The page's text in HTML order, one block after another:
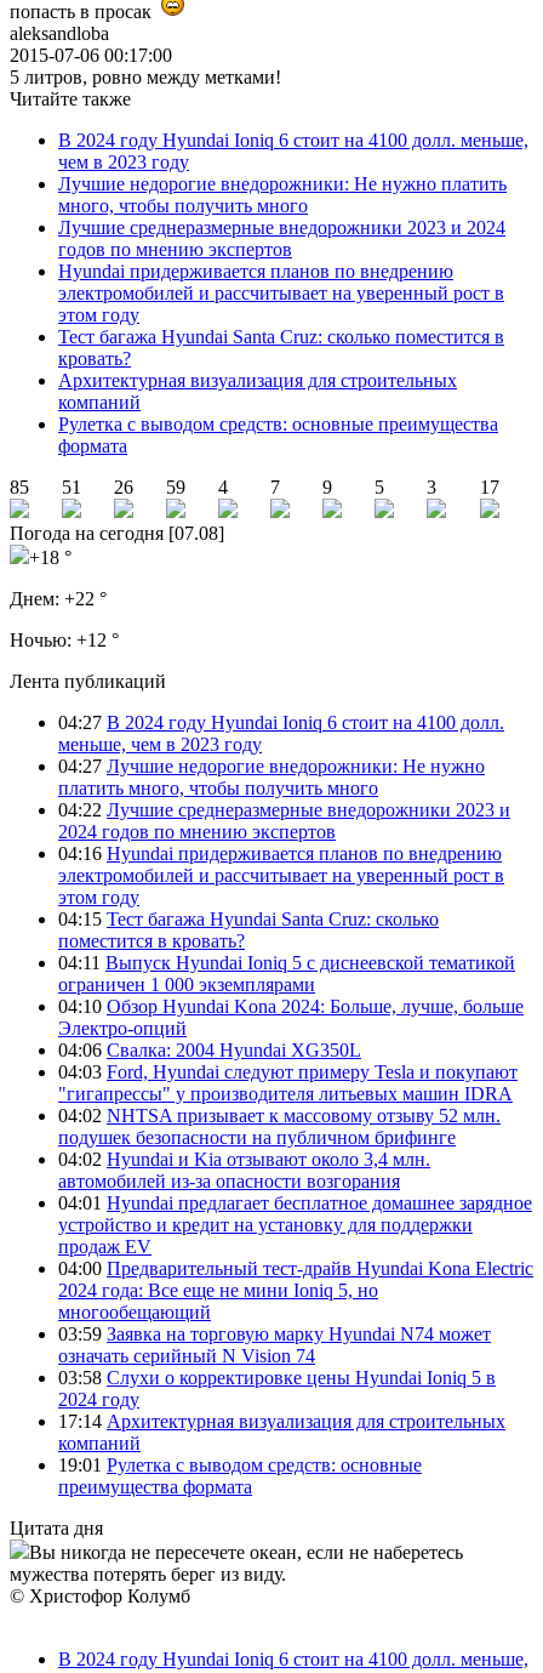
попасть в просак
aleksandloba
2015-07-06 00:17:00
5 литров, ровно между метками!
Читайте также
В 2024 году Hyundai Ioniq 6 стоит на 4100 долл. меньше,
чем в 2023 году
Лучшие недорогие внедорожники: Не нужно платить
много, чтобы получить много
Лучшие среднеразмерные внедорожники 2023 и 2024
годов по мнению экспертов
Hyundai придерживается планов по внедрению
электромобилей и рассчитывает на уверенный рост в
этом году
Тест багажа Hyundai Santa Cruz: сколько поместится в
кровать?
Архитектурная визуализация для строительных
компаний
Рулетка с выводом средств: основные преимущества
формата
85
51 26 59 4 7 9 5 3 17
Погода на сегодня [07.08]
+18 °
Днем: +22 °
Ночью: +12 °
Лента публикаций
04:27 В 2024 году Hyundai Ioniq 6 стоит на 4100 долл.
меньше, чем в 2023 году
04:27 Лучшие недорогие внедорожники: Не нужно
платить много, чтобы получить много
04:22 Лучшие среднеразмерные внедорожники 2023 и
2024 годов по мнению экспертов
04:16 Hyundai придерживается планов по внедрению
электромобилей и рассчитывает на уверенный рост в
этом году
04:15 Тест багажа Hyundai Santa Cruz: сколько
поместится в кровать?
04:11 Выпуск Hyundai Ioniq 5 с диснеевской тематикой
ограничен 1 000 экземплярами
04:10 Обзор Hyundai Kona 2024: Больше, лучше, больше
Электро-опций
04:06 Свалка: 2004 Hyundai XG350L
04:03 Ford, Hyundai следуют примеру Tesla и покупают
"гигапрессы" у производителя литьевых машин IDRA
04:02 NHTSA призывает к массовому отзыву 52 млн.
подушек безопасности на публичном брифинге
04:02 Hyundai и Kia отзывают около 3,4 млн.
автомобилей из-за опасности возгорания
04:01 Hyundai предлагает бесплатное домашнее зарядное
устройство и кредит на установку для поддержки
продаж EV
04:00 Предварительный тест-драйв Hyundai Kona Electric
2024 года: Все еще не мини Ioniq 5, но
многообещающий
03:59 Заявка на торговую марку Hyundai N74 может
означать серийный N Vision 74
03:58 Слухи о корректировке цены Hyundai Ioniq 5 в
2024 году
17:14 Архитектурная визуализация для строительных
компаний
19:01 Рулетка с выводом средств: основные
преимущества формата
Цитата дня
Вы никогда не пересечете океан, если не наберетесь
мужества потерять берег из виду.
© Христофор Колумб
В 2024 году Hyundai Ioniq 6 стоит на 4100 долл. меньше,